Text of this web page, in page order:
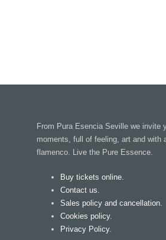
From Pura Esencia Seville we invite
moments, full of feeling, art and with
flamenco. Live the Pure Essence.
Buy tickets online.
Contact us.
Sales policy and cancellation.
Cookies policy.
Privacy Policy.